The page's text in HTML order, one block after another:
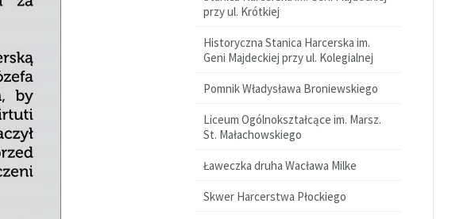
przy ul. Krótkiej
Historyczna Stanica Harcerska im.
Geni Majdeckiej przy ul. Kolegialnej
Pomnik Władysława Broniewskiego
Liceum Ogólnokształcące im. Marsz.
St. Małachowskiego
Ławeczka druha Wacława Milke
Skwer Harcerstwa Płockiego